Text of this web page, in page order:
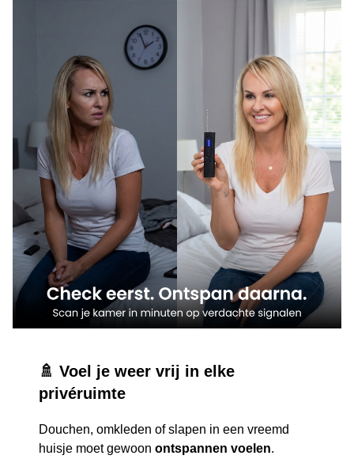
🚿 Voel je weer vrij in elke
privéruimte
Douchen, omkleden of slapen in een vreemd
huisje moet gewoonontspannen voelen.